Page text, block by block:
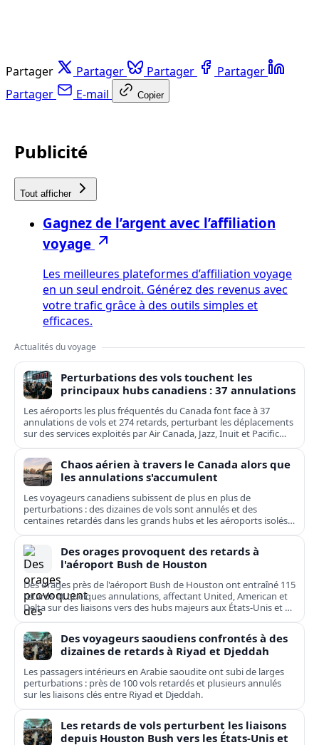
Partager Partager Partager
Partager
Partager
E-mail Copier
Publicité
Tout afficher
Gagnez de l’argent avec l’affiliation
voyage
Les meilleures plateformes d’affiliation voyage
en un seul endroit. Générez des revenus avec
votre trafic grâce à des outils simples et
efficaces.
Actualités du voyage
Perturbations des vols touchent les
principaux hubs canadiens : 37 annulations
Les aéroports les plus fréquentés du Canada font face à 37
annulations de vols et 274 retards, perturbant les déplacements
sur des services exploités par Air Canada, Jazz, Inuit et Pacific
Coastal.
Chaos aérien à travers le Canada alors que
les annulations s'accumulent
Les voyageurs canadiens subissent de plus en plus de
perturbations : des dizaines de vols sont annulés et des
centaines retardés dans les grands hubs et les aéroports isolés,
de Toronto à Kuujjuaq.
Des orages provoquent des retards à
l'aéroport Bush de Houston
Des orages près de l'aéroport Bush de Houston ont entraîné 115
retards et quelques annulations, affectant United, American et
Delta sur des liaisons vers des hubs majeurs aux États-Unis et en
Europe.
Des voyageurs saoudiens confrontés à des
dizaines de retards à Riyad et Djeddah
Les passagers intérieurs en Arabie saoudite ont subi de larges
perturbations : près de 100 vols retardés et plusieurs annulés
sur les liaisons clés entre Riyad et Djeddah.
Les retards de vols perturbent les liaisons
depuis Houston Bush vers les États-Unis et